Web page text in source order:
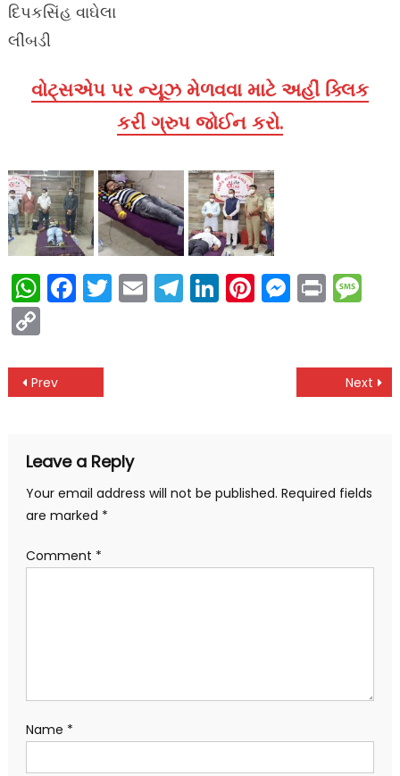
દિપકસિંહ વાઘેલા
લીંબડી
વોટ્સએપ પર ન્યૂઝ મેળવવા માટે અહીં ક્લિક
કરી ગ્રુપ જોઈન કરો.
WhatsApp
Facebook
Twitter
EmailTelegram
LinkedIn
Pinterest
Print
Copy
Post
Prev Next
Leave a Reply
Your email address will not be published. Required fields
are marked *
Comment *
Name *